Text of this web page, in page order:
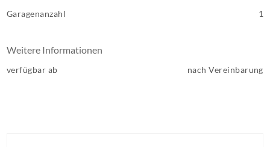
Garagenanzahl 1
Weitere Informationen
verfügbar ab nach Vereinbarung